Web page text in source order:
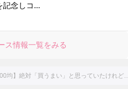
記念しコ...
ス情報一覧をみる
均】絶対「買うまい」と思っていたけれ